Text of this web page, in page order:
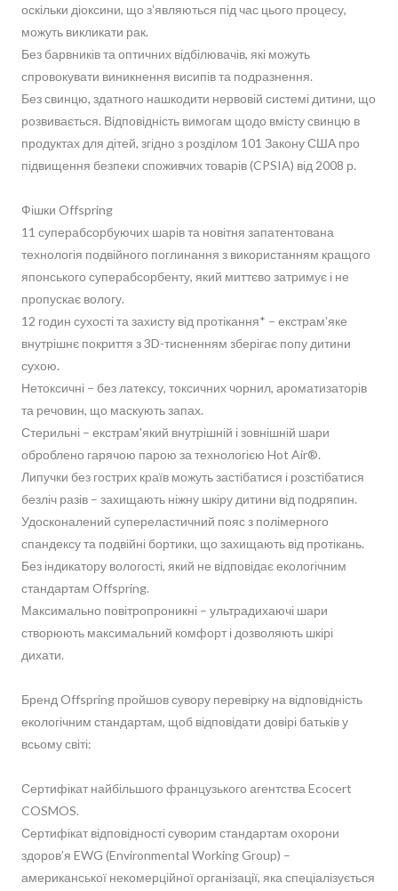
оскільки діоксини, що зʼявляються під час цього процесу,
можуть викликати рак.
Без барвників та оптичних відбілювачів, які можуть
спровокувати виникнення висипів та подразнення.
Без свинцю, здатного нашкодити нервовій системі дитини, що
розвивається. Відповідність вимогам щодо вмісту свинцю в
продуктах для дітей, згідно з розділом 101 Закону США про
підвищення безпеки споживчих товарів (CPSIA) від 2008 р.
Фішки Offspring
11 суперабсорбуючих шарів та новітня запатентована
технологія подвійного поглинання з використанням кращого
японського суперабсорбенту, який миттєво затримує і не
пропускає вологу.
12 годин сухості та захисту від протікання* – екстрамʼяке
внутрішнє покриття з 3D-тисненням зберігає попу дитини
сухою.
Нетоксичні – без латексу, токсичних чорнил, ароматизаторів
та речовин, що маскують запах.
Стерильні – екстрам'який внутрішній і зовнішній шари
оброблено гарячою парою за технологією Hot Air®.
Липучки без гострих країв можуть застібатися і розстібатися
безліч разів – захищають ніжну шкіру дитини від подряпин.
Удосконалений супереластичний пояс з полімерного
спандексу та подвійні бортики, що захищають від протікань.
Без індикатору вологості, який не відповідає екологічним
стандартам Offspring.
Максимально повітропроникні – ультрадихаючі шари
створюють максимальний комфорт і дозволяють шкірі
дихати.
Бренд Offspring пройшов сувору перевірку на відповідність
екологічним стандартам, щоб відповідати довірі батьків у
всьому світі:
Сертифікат найбільшого французького агентства Ecocert
COSMOS.
Сертифікат відповідності суворим стандартам охорони
здоров’я EWG (Environmental Working Group) –
американської некомерційної організації, яка спеціалізується